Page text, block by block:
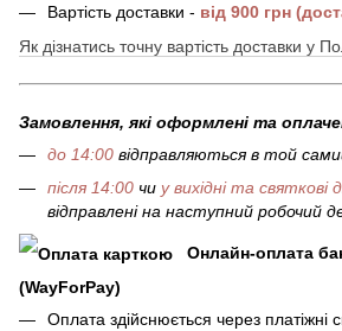
Вартість доставки - від 900 грн
Як дізнатись точну вартість доставки у
Замовлення, які оформлені та
до 14:00 відправляються в той
після 14:00 чи у вихідні та святкові
відправлені на наступний робочий
Онлайн-оплата
(WayForPay)
Оплата здійснюється через платіжні